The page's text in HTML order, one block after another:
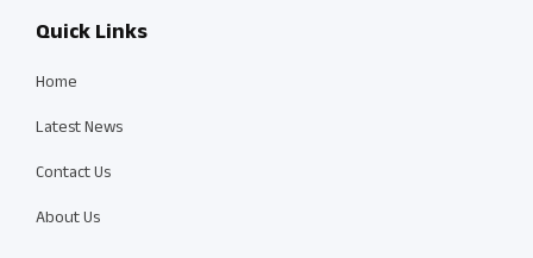
Quick Links
Home
Latest News
Contact Us
About Us